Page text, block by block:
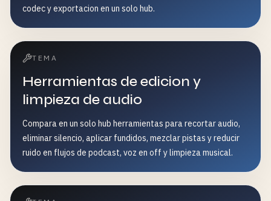
codec y exportacion en un solo hub.
TEMA
Herramientas de edicion y
limpieza de audio
Compara en un solo hub herramientas para recortar audio,
eliminar silencio, aplicar fundidos, mezclar pistas y reducir
ruido en flujos de podcast, voz en off y limpieza musical.